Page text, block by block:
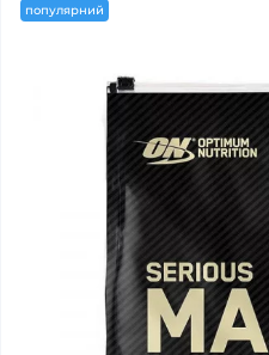
популярний